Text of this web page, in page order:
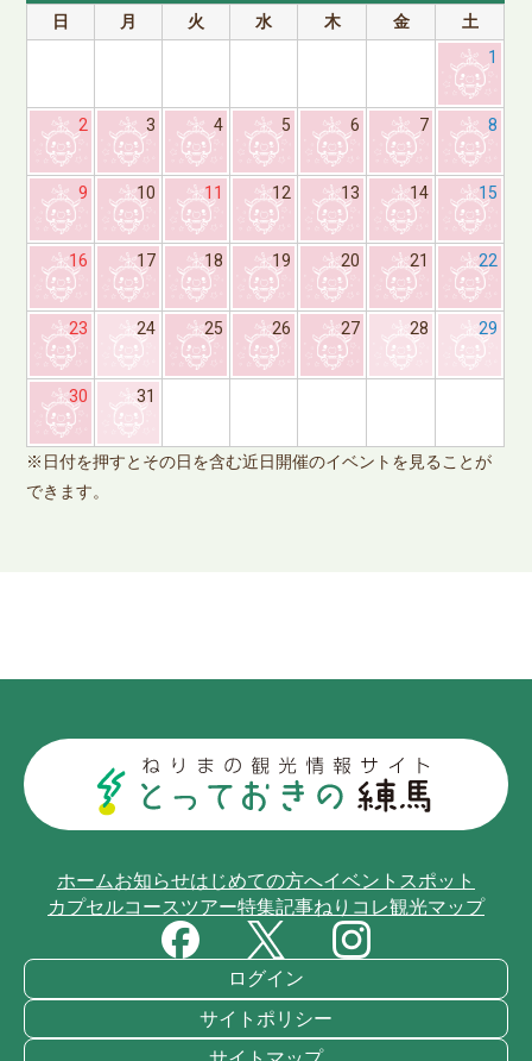
日
月 火 水 木 金
土
1
2 3 4 5 6 7 8
9 10 11 12 13 14 15
16 17 18 19 20 21 22
23 24 25 26 27 28 29
30 31
※日付を押すとその日を含む近日開催のイベントを見ることが
できます。
ホームお知らせはじめての方へイベントスポット
カプセルコースツアー特集記事ねりコレ観光マップ
ログイン
サイトポリシー